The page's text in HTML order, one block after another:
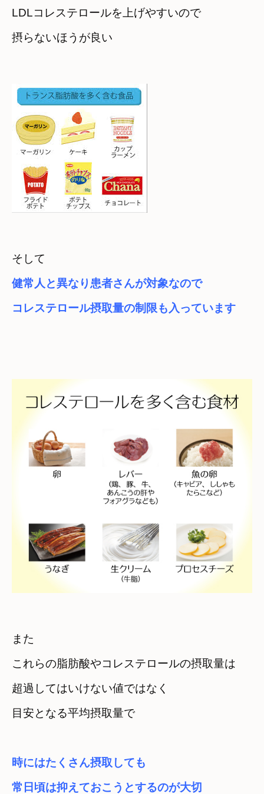
LDLコレステロールを上げやすいので
摂らないほうが良い
健常人と異なり患者さんが対象なので
コレステロール摂取量の制限も入っています
また
これらの脂肪酸やコレステロールの摂取量は
超過してはいけない値ではなく
目安となる平均摂取量で
時にはたくさん摂取しても
常日頃は抑えておこうとするのが大切